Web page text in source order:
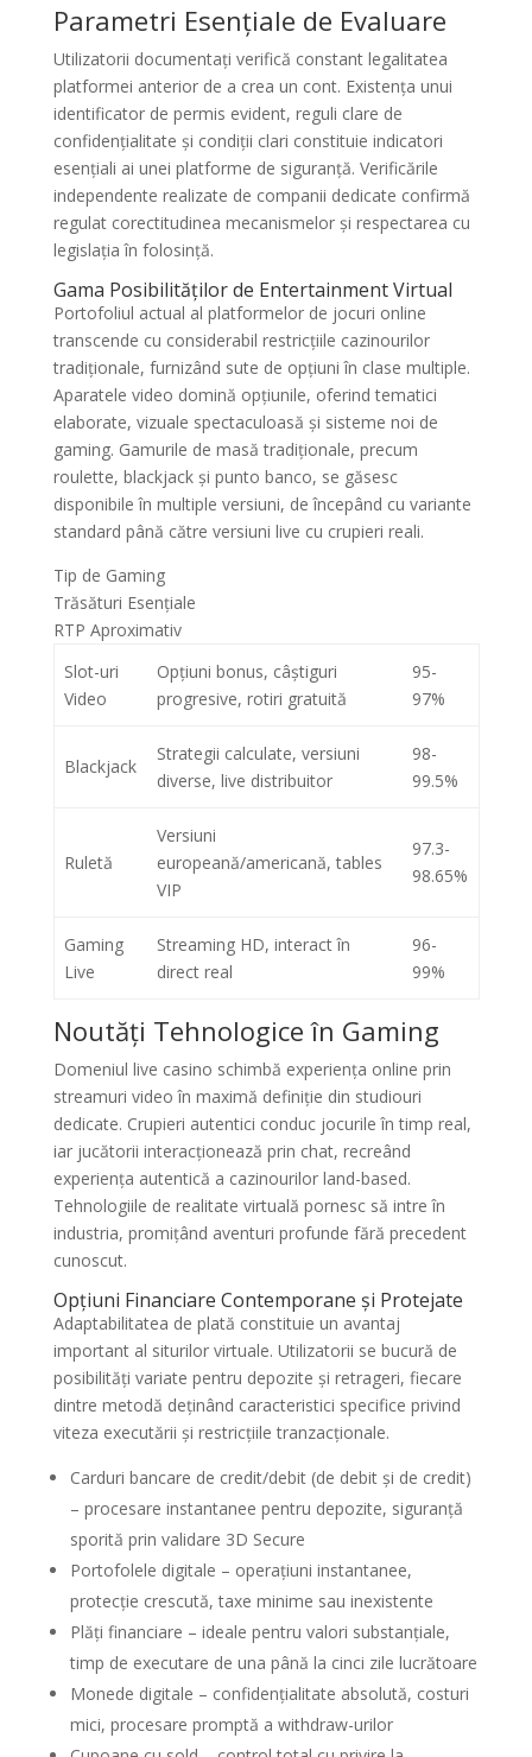
Parametri Esențiale de Evaluare
Utilizatorii documentați verifică constant legalitatea
platformei anterior de a crea un cont. Existența unui
identificator de permis evident, reguli clare de
confidențialitate și condiții clari constituie indicatori
esențiali ai unei platforme de siguranță. Verificările
independente realizate de companii dedicate confirmă
regulat corectitudinea mecanismelor și respectarea cu
legislația în folosință.
Gama Posibilităților de Entertainment Virtual
Portofoliul actual al platformelor de jocuri online
transcende cu considerabil restricțiile cazinourilor
tradiționale, furnizând sute de opțiuni în clase multiple.
Aparatele video domină opțiunile, oferind tematici
elaborate, vizuale spectaculoasă și sisteme noi de
gaming. Gamurile de masă tradiționale, precum
roulette, blackjack și punto banco, se găsesc
disponibile în multiple versiuni, de începând cu variante
standard până către versiuni live cu crupieri reali.
Tip de Gaming
Trăsături Esențiale
RTP Aproximativ
Slot-uri
Video
Opțiuni bonus, câștiguri
progresive, rotiri gratuită
95-
97%
Blackjack
Strategii calculate, versiuni
diverse, live distribuitor
98-
99.5%
Ruletă
Versiuni
europeană/americană, tables
VIP
97.3-
98.65%
Gaming
Live
Streaming HD, interact în
direct real
96-
99%
Noutăți Tehnologice în Gaming
Domeniul live casino schimbă experiența online prin
streamuri video în maximă definiție din studiouri
dedicate. Crupieri autentici conduc jocurile în timp real,
iar jucătorii interacționează prin chat, recreând
experiența autentică a cazinourilor land-based.
Tehnologiile de realitate virtuală pornesc să intre în
industria, promițând aventuri profunde fără precedent
cunoscut.
Opțiuni Financiare Contemporane și Protejate
Adaptabilitatea de plată constituie un avantaj
important al siturilor virtuale. Utilizatorii se bucură de
posibilități variate pentru depozite și retrageri, fiecare
dintre metodă deținând caracteristici specifice privind
viteza executării și restricțiile tranzacționale.
Carduri bancare de credit/debit (de debit și de credit)
– procesare instantanee pentru depozite, siguranță
sporită prin validare 3D Secure
Portofolele digitale – operațiuni instantanee,
protecție crescută, taxe minime sau inexistente
Plăți financiare – ideale pentru valori substanțiale,
timp de executare de una până la cinci zile lucrătoare
Monede digitale – confidențialitate absolută, costuri
mici, procesare promptă a withdraw-urilor